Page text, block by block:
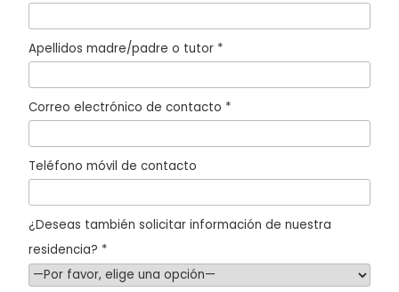
Apellidos madre/padre o tutor *
Correo electrónico de contacto *
Teléfono móvil de contacto
¿Deseas también solicitar información de nuestra
residencia? *